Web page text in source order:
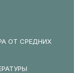
ОТ СРЕДНИХ